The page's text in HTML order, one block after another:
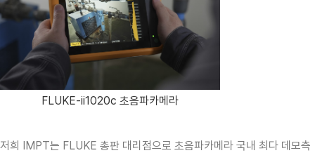
FLUKE-ii1020c 초음파카메라
저희 IMPT는 FLUKE 총판 대리점으로 초음파카메라 국내 최다 데모측